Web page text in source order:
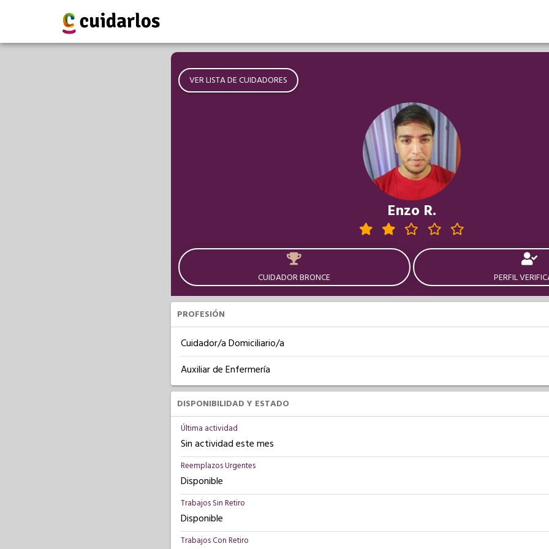
VER LISTA DE CUIDADORES
Enzo R.
CUIDADOR BRONCE PERFIL
PROFESIÓN
Cuidador/a Domiciliario/a
Auxiliar de Enfermería
DISPONIBILIDAD Y ESTADO
Última actividad
Sin actividad este mes
Reemplazos Urgentes
Disponible
Trabajos Sin Retiro
Disponible
Trabajos Con Retiro